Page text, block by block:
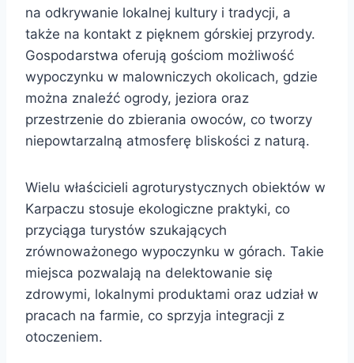
na odkrywanie lokalnej kultury i tradycji, a
także na kontakt z pięknem górskiej przyrody.
Gospodarstwa oferują gościom możliwość
wypoczynku w malowniczych okolicach, gdzie
można znaleźć ogrody, jeziora oraz
przestrzenie do zbierania owoców, co tworzy
niepowtarzalną atmosferę bliskości z naturą.
Wielu właścicieli agroturystycznych obiektów w
Karpaczu stosuje ekologiczne praktyki, co
przyciąga turystów szukających
zrównoważonego wypoczynku w górach. Takie
miejsca pozwalają na delektowanie się
zdrowymi, lokalnymi produktami oraz udział w
pracach na farmie, co sprzyja integracji z
otoczeniem.